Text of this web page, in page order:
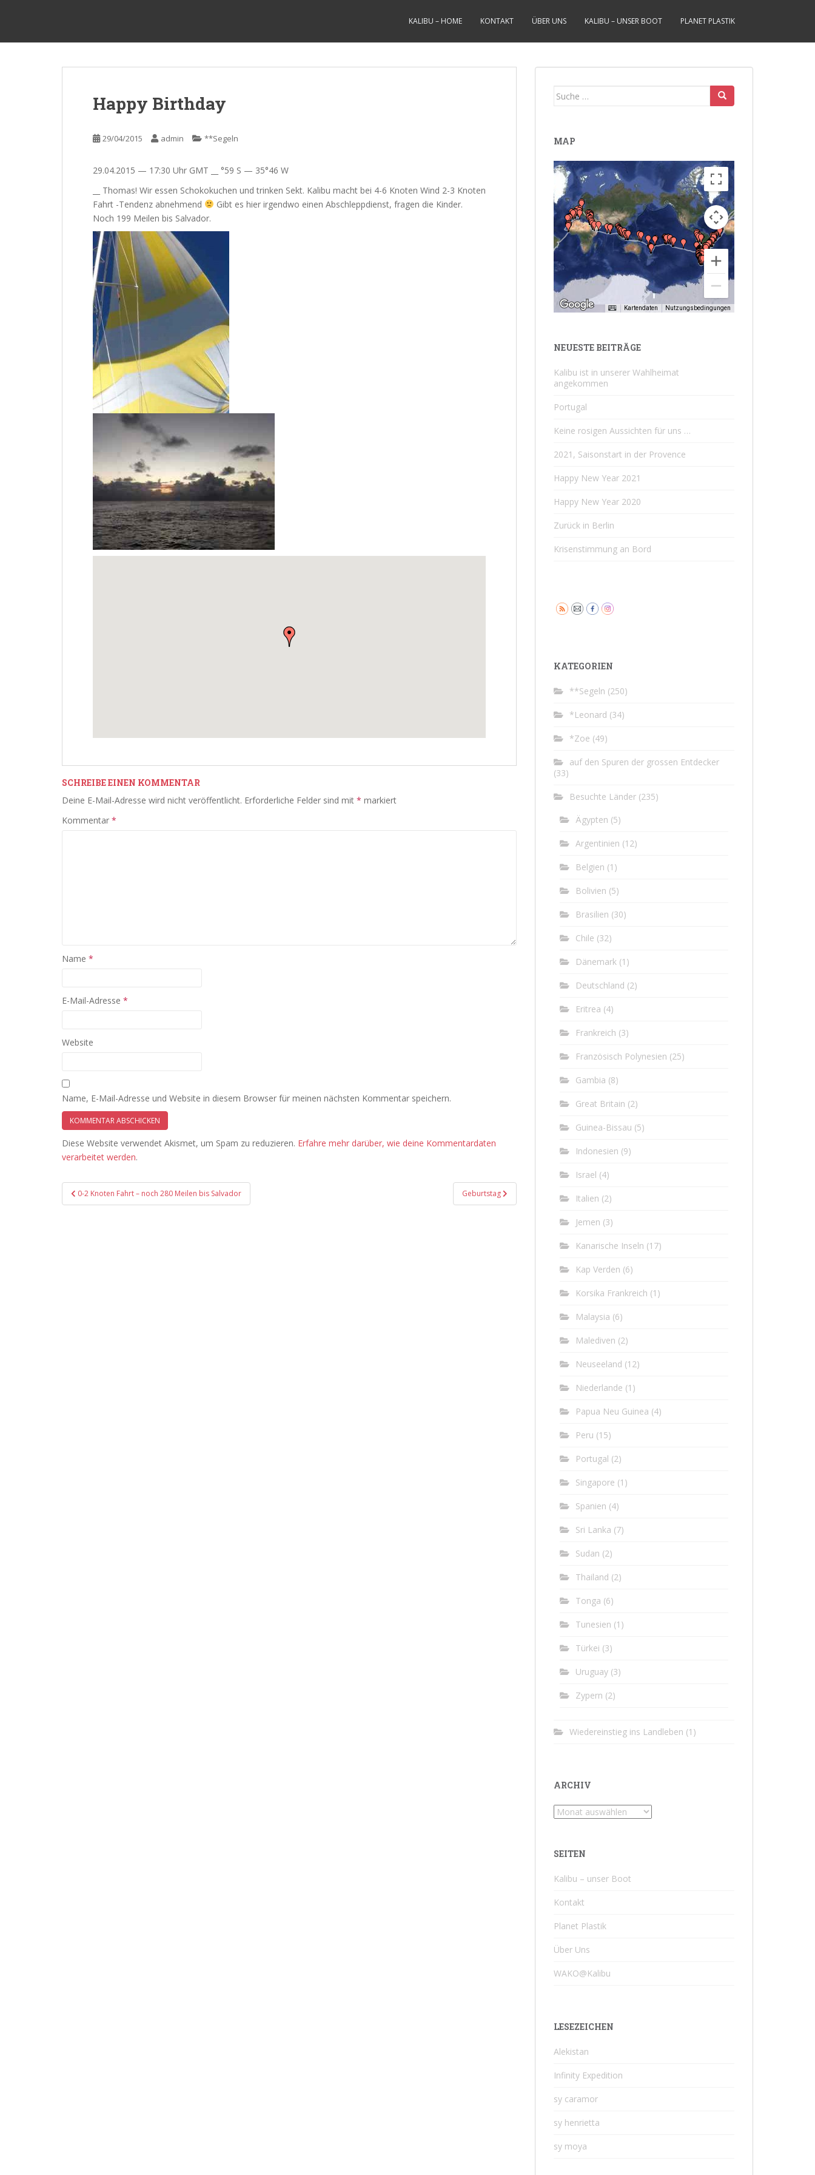
KALIBU – HOME KONTAKT ÜBER UNS KALIBU – UNSER BOOT PLANET PLASTIK
Happy Birthday
29/04/2015 admin **Segeln
29.04.2015 — 17:30 Uhr GMT __ °59 S — 35°46 W
__ Thomas! Wir essen Schokokuchen und trinken Sekt. Kalibu macht bei 4-6 Knoten Wind 2-3 Knoten
Fahrt -Tendenz abnehmend
Gibt es hier irgendwo einen Abschleppdienst, fragen die Kinder.
Noch 199 Meilen bis Salvador.
SCHREIBE EINEN KOMMENTAR
Deine E-Mail-Adresse wird nicht veröffentlicht. Erforderliche Felder sind mit * markiert
Kommentar *
Name *
E-Mail-Adresse *
Website
Name, E-Mail-Adresse und Website in diesem Browser für meinen nächsten Kommentar speichern.
Diese Website verwendet Akismet, um Spam zu reduzieren. Erfahre mehr darüber, wie deine Kommentardaten
verarbeitet werden.
Beitragsnavigation
0-2 Knoten Fahrt – noch 280 Meilen bis Salvador Geburtstag
Suche
MAP
Kartendaten Nutzungsbedingungen
NEUESTE BEITRÄGE
Kalibu ist in unserer Wahlheimat
angekommen
Portugal
Keine rosigen Aussichten für uns …
2021, Saisonstart in der Provence
Happy New Year 2021
Happy New Year 2020
Zurück in Berlin
Krisenstimmung an Bord
KATEGORIEN
**Segeln (250)
*Leonard (34)
*Zoe (49)
auf den Spuren der grossen Entdecker
(33)
Besuchte Länder (235)
Ägypten (5)
Argentinien (12)
Belgien (1)
Bolivien (5)
Brasilien (30)
Chile (32)
Dänemark (1)
Deutschland (2)
Eritrea (4)
Frankreich (3)
Französisch Polynesien (25)
Gambia (8)
Great Britain (2)
Guinea-Bissau (5)
Indonesien (9)
Israel (4)
Italien (2)
Jemen (3)
Kanarische Inseln (17)
Kap Verden (6)
Korsika Frankreich (1)
Malaysia (6)
Malediven (2)
Neuseeland (12)
Niederlande (1)
Papua Neu Guinea (4)
Peru (15)
Portugal (2)
Singapore (1)
Spanien (4)
Sri Lanka (7)
Sudan (2)
Thailand (2)
Tonga (6)
Tunesien (1)
Türkei (3)
Uruguay (3)
Zypern (2)
Wiedereinstieg ins Landleben (1)
ARCHIV
Archiv
SEITEN
Kalibu – unser Boot
Kontakt
Planet Plastik
Über Uns
WAKO@Kalibu
LESEZEICHEN
Alekistan
Infinity Expedition
sy caramor
sy henrietta
sy moya